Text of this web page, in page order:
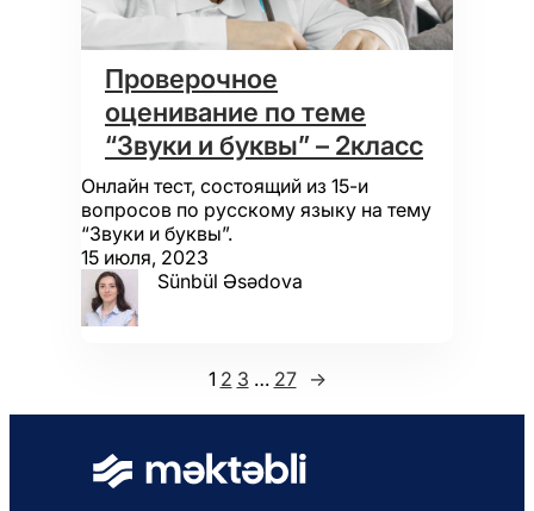
Проверочное
оценивание по теме
“Звуки и буквы” – 2класс
Онлайн тест, состоящий из 15-и
вопросов по русскому языку на тему
“Звуки и буквы”.
15 июля, 2023
Sünbül Əsədova
1 2 3 … 27 →